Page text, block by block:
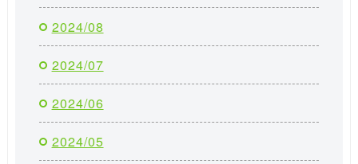
2024/08
2024/07
2024/06
2024/05